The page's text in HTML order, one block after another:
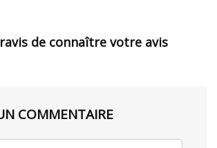
de connaître votre avis
COMMENTAIRE